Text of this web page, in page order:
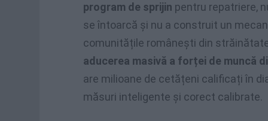
program de sprijin pentru repatriere,
se întoarcă și nu a construit un
comunitățile românești din
aducerea masivă a forței de muncă
are milioane de cetățeni calificați în
măsuri inteligente și corect calibrate.